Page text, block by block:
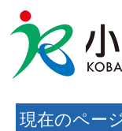
現在のペー